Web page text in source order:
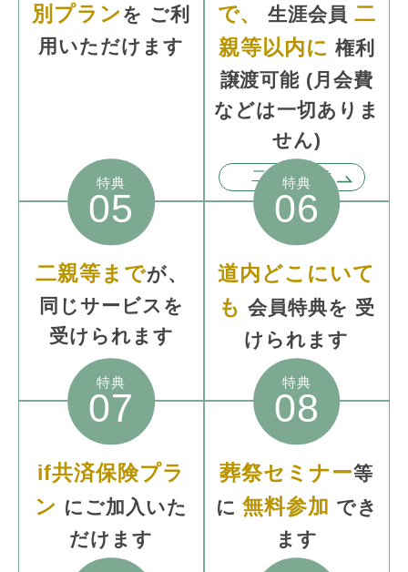
別プラン を ご利
用いただけます
で、
生涯会員 二
親等以内に 権利
譲渡可能 (月会費
などは一切 ありま
せん)
二親等とは
特典
05
二親等までが、
同じサービスを
受けられます
特典
06
道内どこにいて
も 会員特典を 受
けられます
特典
07
if共済保険プラ
ン にご加入いた
だけます
特典
08
葬祭セミナー等
に 無料参加 でき
ます